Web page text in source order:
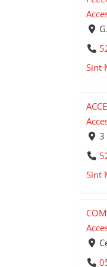
Sint
3
Sint